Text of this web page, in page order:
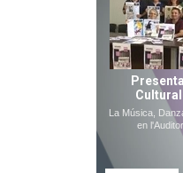
La Música,
en